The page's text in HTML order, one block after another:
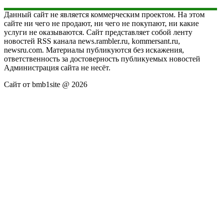
Данный сайт не является коммерческим проектом. На этом
сайте ни чего не продают, ни чего не покупают, ни какие
услуги не оказываются. Сайт представляет собой ленту
новостей RSS канала news.rambler.ru, kommersant.ru,
newsru.com. Материалы публикуются без искажения,
ответственность за достоверность публикуемых новостей
Администрация сайта не несёт.
Сайт от bmb1site @ 2026